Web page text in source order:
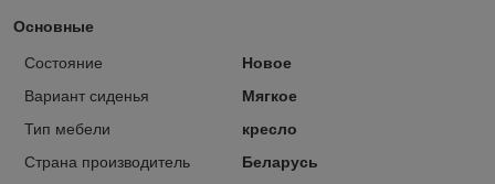
Основные
Состояние
Новое
Вариант сиденья
Мягкое
Тип мебели
кресло
Страна производитель
Беларусь